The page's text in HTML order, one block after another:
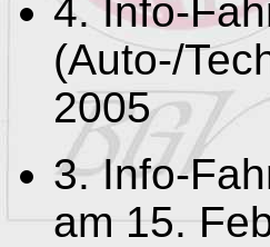
4. Info-
(Auto-/
2005
3. Info-
am 15.